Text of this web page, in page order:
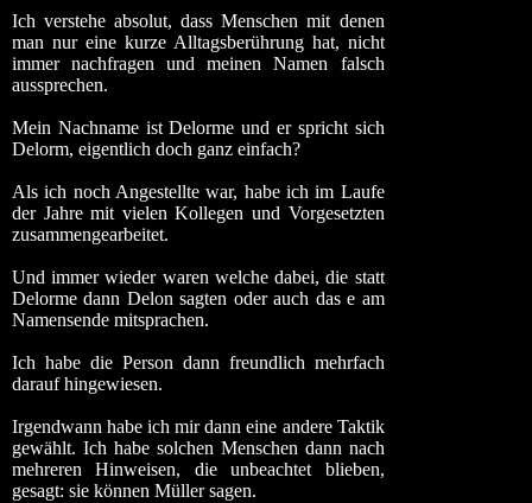
Ich verstehe absolut, dass Menschen mit denen
man nur eine kurze Alltagsberührung hat, nicht
immer nachfragen und meinen Namen falsch
aussprechen.
Mein Nachname ist Delorme und er spricht sich
Delorm, eigentlich doch ganz einfach?
Als ich noch Angestellte war, habe ich im Laufe
der Jahre mit vielen Kollegen und Vorgesetzten
zusammengearbeitet.
Und immer wieder waren welche dabei, die statt
Delorme dann Delon sagten oder auch dase am
Namensende mitsprachen.
Ich habe die Person dann freundlich mehrfach
darauf hingewiesen.
Irgendwann habe ich mir dann eine andere Taktik
gewählt. Ich habe solchen Menschen dann nach
mehreren Hinweisen, die unbeachtet blieben,
gesagt: sie können Müller sagen.